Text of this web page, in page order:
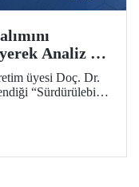
Analiz ve
Projeye
üyesi Doç. Dr.
“Sürdürülebilir
UV Maruziyeti